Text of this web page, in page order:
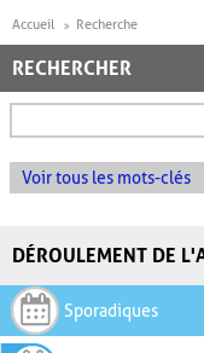
Accueil Recherche
RECHERCHER
Voir tous les mots-clés
DÉROULEMENT DE
Sporadiques